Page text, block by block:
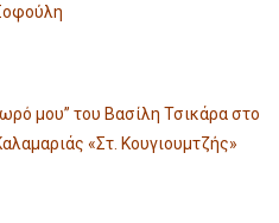
μου” του Βασίλη Τσικάρα στο
«Στ. Κουγιουμτζής»